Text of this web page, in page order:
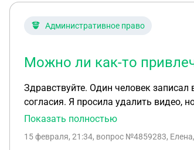
Административное право
Можно ли как-то
Здравствуйте. Один человек
согласия. Я просила удалить видео,
давно, но по сей день доступно
Показать полностью
15 февраля, 21:34, вопрос №4859283,